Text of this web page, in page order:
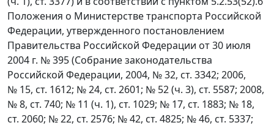
Положения о Министерстве транспорта Российской
Федерации, утвержденного постановлением
Правительства Российской Федерации от 30 июля
2004 г. № 395 (Собрание законодательства
Российской Федерации, 2004, № 32, ст. 3342; 2006,
№ 15, ст. 1612; № 24, ст. 2601; № 52 (ч. 3), ст. 5587; 2008,
№ 8, ст. 740; № 11 (ч. 1), ст. 1029; № 17, ст. 1883; № 18,
ст. 2060; № 22, ст. 2576; № 42, ст. 4825; № 46, ст. 5337;